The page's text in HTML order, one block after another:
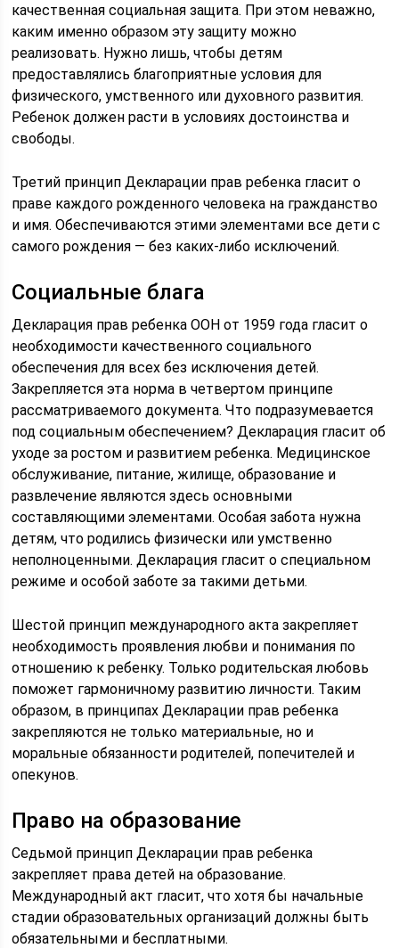
качественная социальная защита. При этом неважно,
каким именно образом эту защиту можно
реализовать. Нужно лишь, чтобы детям
предоставлялись благоприятные условия для
физического, умственного или духовного развития.
Ребенок должен расти в условиях достоинства и
свободы.
Третий принцип Декларации прав ребенка гласит о
праве каждого рожденного человека на гражданство
и имя. Обеспечиваются этими элементами все дети с
самого рождения — без каких-либо исключений.
Социальные блага
Декларация прав ребенка ООН от 1959 года гласит о
необходимости качественного социального
обеспечения для всех без исключения детей.
Закрепляется эта норма в четвертом принципе
рассматриваемого документа. Что подразумевается
под социальным обеспечением? Декларация гласит об
уходе за ростом и развитием ребенка. Медицинское
обслуживание, питание, жилище, образование и
развлечение являются здесь основными
составляющими элементами. Особая забота нужна
детям, что родились физически или умственно
неполноценными. Декларация гласит о специальном
режиме и особой заботе за такими детьми.
Шестой принцип международного акта закрепляет
необходимость проявления любви и понимания по
отношению к ребенку. Только родительская любовь
поможет гармоничному развитию личности. Таким
образом, в принципах Декларации прав ребенка
закрепляются не только материальные, но и
моральные обязанности родителей, попечителей и
опекунов.
Право на образование
Седьмой принцип Декларации прав ребенка
закрепляет права детей на образование.
Международный акт гласит, что хотя бы начальные
стадии образовательных организаций должны быть
обязательными и бесплатными.